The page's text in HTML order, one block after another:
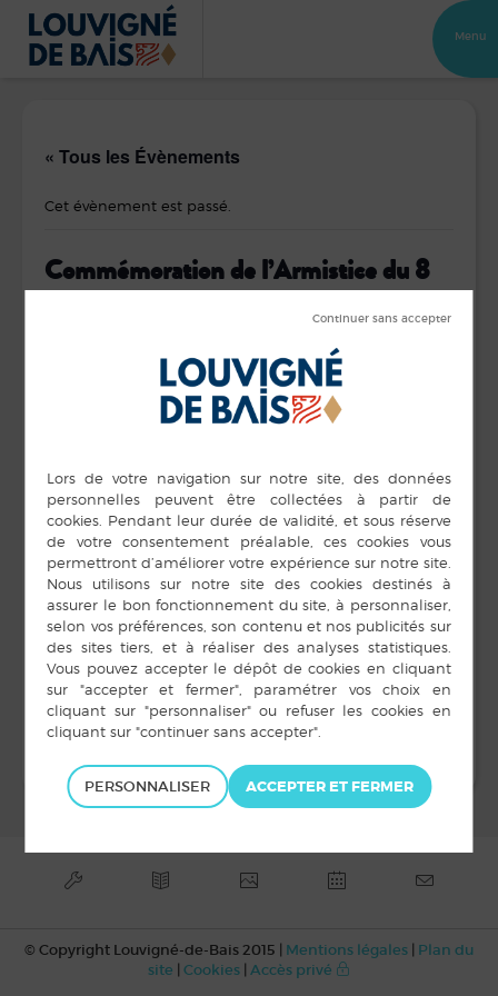
Menu
« Tous les Évènements
Cet évènement est passé.
Commémoration de l’Armistice du 8
11h30 monuments aux morts de Louvigné-de-Bais
12h15 : Monuments aux morts de Chancé
DÉTAILS
Date :
7 mai 2023
Heure :
11 h 30 min à 12 h 00
min
LIEU
Monument aux morts
place de la Mairie
LOUVIGNE DE BAIS,
Soirée Karaoké carte au trésor
© Copyright Louvigné-de-Bais 2015 | Mentions légales | Plan du
site | Cookies | Accès privé
PERSONNALISER